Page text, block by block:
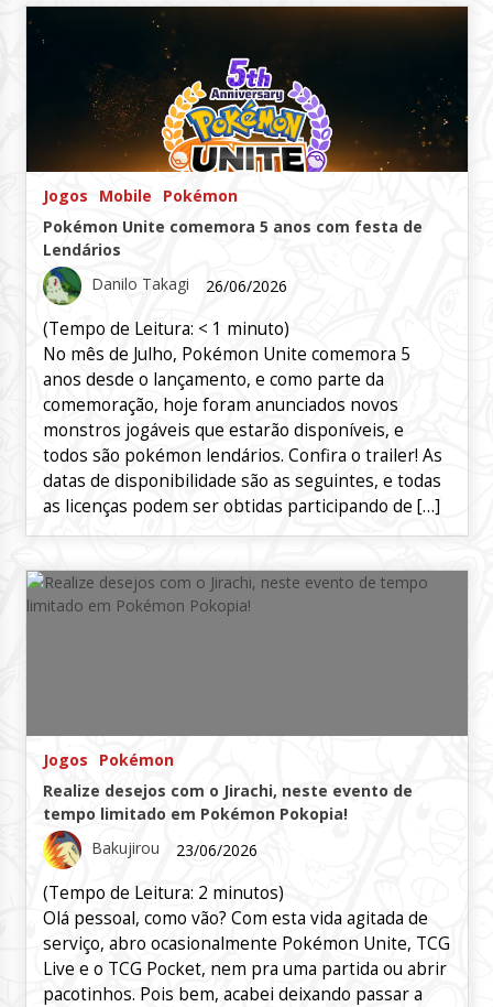
Jogos Mobile
Pokémon
Pokémon Unite comemora 5 anos com festa de
Lendários
Danilo Takagi
26/06/2026
(Tempo de Leitura: < 1 minuto)
No mês de Julho, Pokémon Unite comemora 5
anos desde o lançamento, e como parte da
comemoração, hoje foram anunciados novos
monstros jogáveis que estarão disponíveis, e
todos são pokémon lendários. Confira o trailer! As
datas de disponibilidade são as seguintes, e todas
as licenças podem ser obtidas participando de […]
Jogos
Pokémon
Realize desejos com o Jirachi, neste evento de
tempo limitado em Pokémon Pokopia!
Bakujirou
23/06/2026
(Tempo de Leitura: 2 minutos)
Olá pessoal, como vão? Com esta vida agitada de
serviço, abro ocasionalmente Pokémon Unite, TCG
Live e o TCG Pocket, nem pra uma partida ou abrir
pacotinhos. Pois bem, acabei deixando passar a